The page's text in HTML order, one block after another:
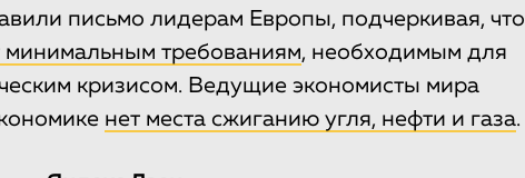
письмо лидерам Европы, подчеркивая, что
минимальным требованиям, необходимым для
кризисом. Ведущие экономисты мира
нет места сжиганию угля, нефти и газа.